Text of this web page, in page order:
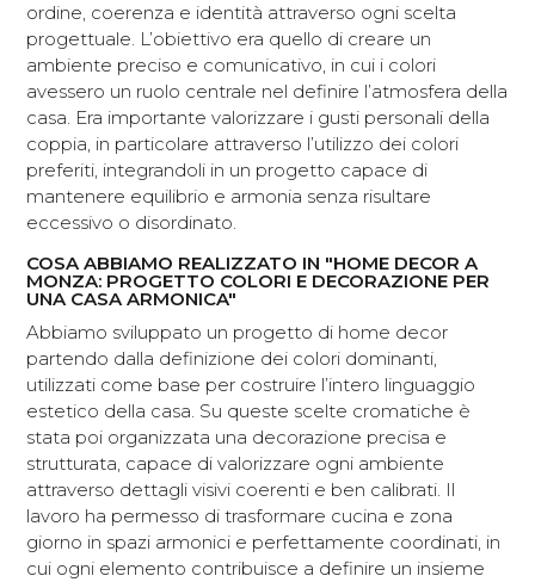
ordine, coerenza e identità attraverso ogni scelta
progettuale. L’obiettivo era quello di creare un
ambiente preciso e comunicativo, in cui i colori
avessero un ruolo centrale nel definire l’atmosfera della
casa. Era importante valorizzare i gusti personali della
coppia, in particolare attraverso l’utilizzo dei colori
preferiti, integrandoli in un progetto capace di
mantenere equilibrio e armonia senza risultare
eccessivo o disordinato.
COSA ABBIAMO REALIZZATO IN "HOME DECOR A
MONZA: PROGETTO COLORI E DECORAZIONE PER
UNA CASA ARMONICA"
Abbiamo sviluppato un progetto di home decor
partendo dalla definizione dei colori dominanti,
utilizzati come base per costruire l’intero linguaggio
estetico della casa. Su queste scelte cromatiche è
stata poi organizzata una decorazione precisa e
strutturata, capace di valorizzare ogni ambiente
attraverso dettagli visivi coerenti e ben calibrati. Il
lavoro ha permesso di trasformare cucina e zona
giorno in spazi armonici e perfettamente coordinati, in
cui ogni elemento contribuisce a definire un insieme